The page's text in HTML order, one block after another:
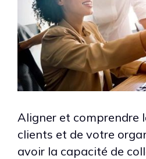
Aligner et comprendre
clients et de votre
avoir la capacité de